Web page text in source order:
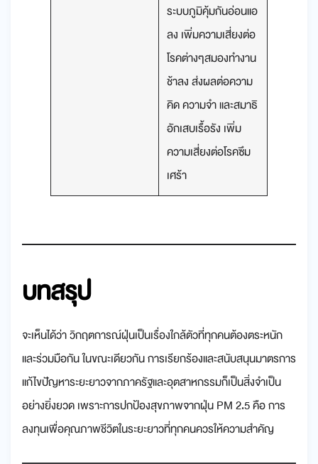
ระบบภูมิคุ้มกันอ่อนแอ
ลง เพิ่มความเสี่ยงต่อ
โรคต่างๆสมองทำงาน
ช้าลง ส่งผลต่อความ
คิด ความจำ และสมาธิ
อักเสบเรื้อรัง เพิ่ม
ความเสี่ยงต่อโรคซึม
เศร้า
บทสรุป
จะเห็นได้ว่า วิกฤตการณ์ฝุ่นเป็นเรื่องใกล้ตัวที่ทุกคนต้องตระหนัก
และร่วมมือกัน ในขณะเดียวกัน การเรียกร้องและสนับสนุนมาตรการ
แก้ไขปัญหาระยะยาวจากภาครัฐและอุตสาหกรรมก็เป็นสิ่งจำเป็น
อย่างยิ่งยวด เพราะการปกป้องสุขภาพจากฝุ่น PM 2.5 คือ การ
ลงทุนเพื่อคุณภาพชีวิตในระยะยาวที่ทุกคนควรให้ความสำคัญ